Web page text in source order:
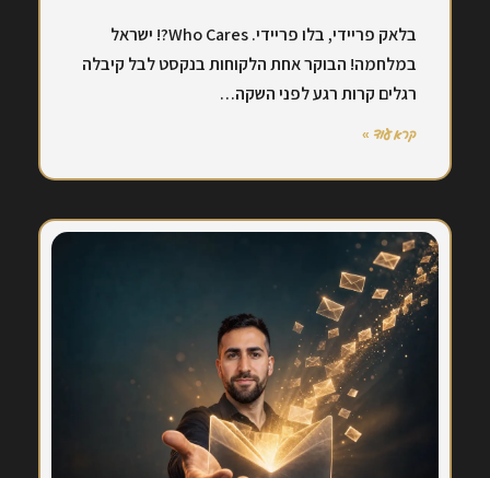
בלאק פריידי, בלו פריידי. Who Cares?! ישראל
במלחמה! הבוקר אחת הלקוחות בנקסט לבל קיבלה
רגלים קרות רגע לפני השקה…
קרא עוד »